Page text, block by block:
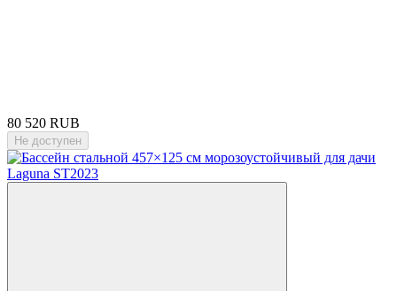
80 520 RUB
Не доступен